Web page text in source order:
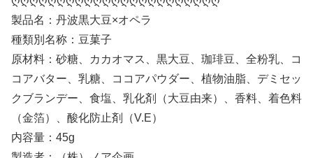
製品名：丹波黒大豆×オペラ
種類別名称：豆菓子
原材料：砂糖、カカオマス、黒大豆、珈琲豆、全粉乳、コ
コアバター、乳糖、ココアパウダー、植物油脂、デミセッ
クブランデー、食塩、乳化剤（大豆由来）、香料、着色料
（金箔）、酸化防止剤（V.E）
内容量：45g